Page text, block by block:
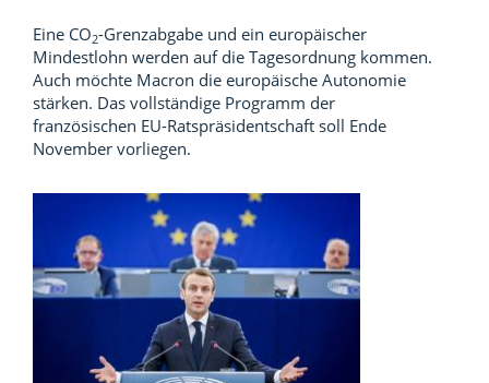
Eine CO2-Grenzabgabe und ein europäischer
Mindestlohn werden auf die Tagesordnung kommen.
Auch möchte Macron die europäische Autonomie
stärken. Das vollständige Programm der
französischen EU-Ratspräsidentschaft soll Ende
November vorliegen.